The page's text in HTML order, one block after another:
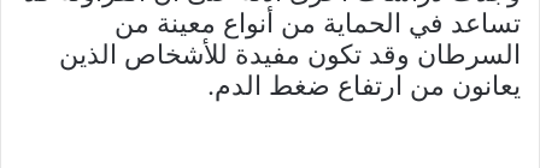
تساعد في الحماية من أنواع معينة من
السرطان وقد تكون مفيدة للأشخاص الذين
يعانون من ارتفاع ضغط الدم.